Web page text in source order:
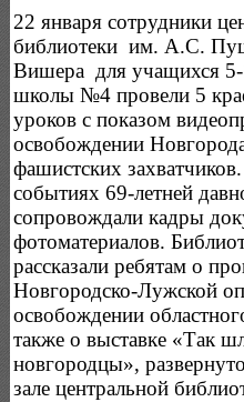
22 января сотрудники
библиотеки им. А.С.
Вишера для учащихся 5-
школы №4 провели 5
уроков с показом
освобождении
фашистских захватчиков.
событиях 69-летней
сопровождали кадры
фотоматериалов.
рассказали ребятам о
Новгородско-Лужской
освобождении
также о выставке «Так
новгородцы»,
зале центральной